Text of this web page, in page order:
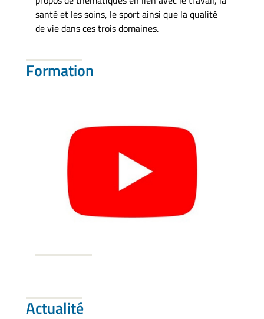
santé et les soins, le sport ainsi que la qualité
de vie dans ces trois domaines.
Formation
Actualité